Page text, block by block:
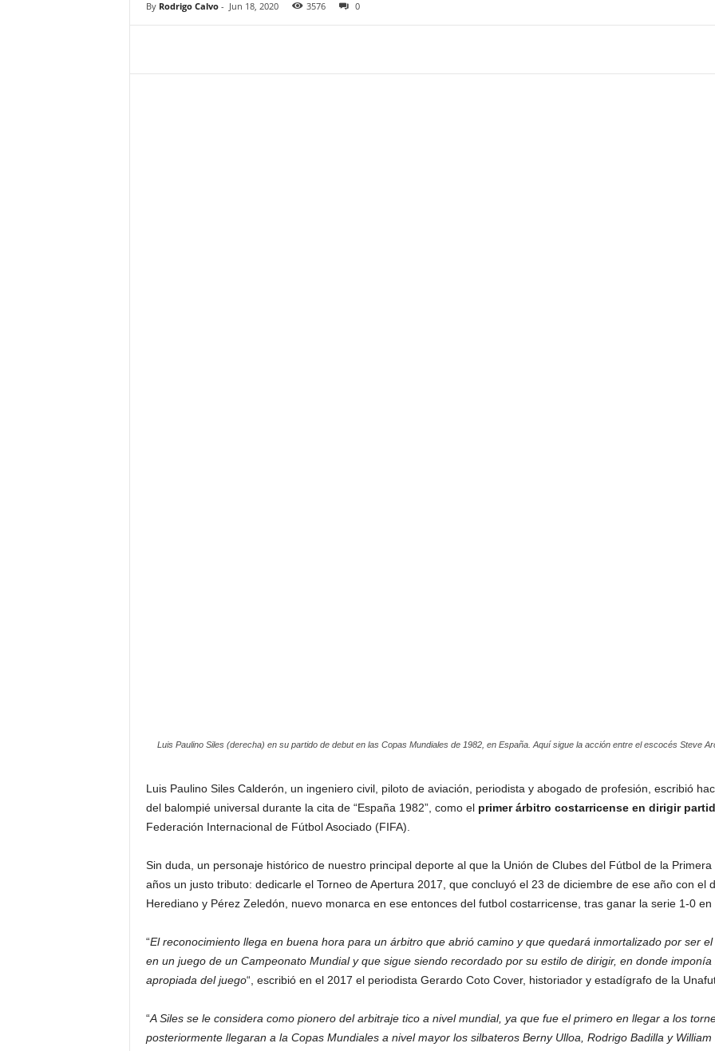
By Rodrigo Calvo- Jun 18, 2020 3576 0
Luis Paulino Siles (derecha) en su partido de debut en las Copas Mundiales de 1982, en España. Aquí sigue la acción entre el escocés Steve
Luis Paulino Siles Calderón, un ingeniero civil, piloto de aviación, periodista y abogado de profesión, escribió
del balompié universal durante la cita de “España 1982”, como el primer árbitro costarricense en dirigir
Federación Internacional de Fútbol Asociado (FIFA).
Sin duda, un personaje histórico de nuestro principal deporte al que la Unión de Clubes del Fútbol de la
años un justo tributo: dedicarle el Torneo de Apertura 2017, que concluyó el 23 de diciembre de ese año con el
Herediano y Pérez Zeledón, nuevo monarca en ese entonces del futbol costarricense, tras ganar la serie 1-0 en
“El reconocimiento llega en buena hora para un árbitro que abrió camino y que quedará inmortalizado por ser
en un juego de un Campeonato Mundial y que sigue siendo recordado por su estilo de dirigir, en donde
apropiada del juego“, escribió en el 2017 el periodista Gerardo Coto Cover, historiador y estadígrafo de la
“A Siles se le considera como pionero del arbitraje tico a nivel mundial, ya que fue el primero en llegar a los
posteriormente llegaran a la Copas Mundiales a nivel mayor los silbateros Berny Ulloa, Rodrigo Badilla y